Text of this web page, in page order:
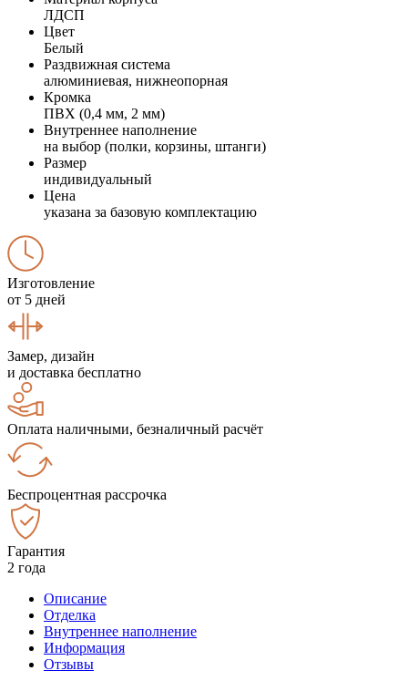
ЛДСП
Цвет
Белый
Раздвижная система
алюминиевая, нижнеопорная
Кромка
ПВХ (0,4 мм, 2 мм)
Внутреннее наполнение
на выбор (полки, корзины, штанги)
Размер
индивидуальный
Цена
указана за базовую комплектацию
Изготовление
от 5 дней
Замер, дизайн
и доставка бесплатно
Оплата наличными, безналичный расчёт
Беспроцентная рассрочка
Гарантия
2 года
Описание
Отделка
Внутреннее наполнение
Информация
Отзывы